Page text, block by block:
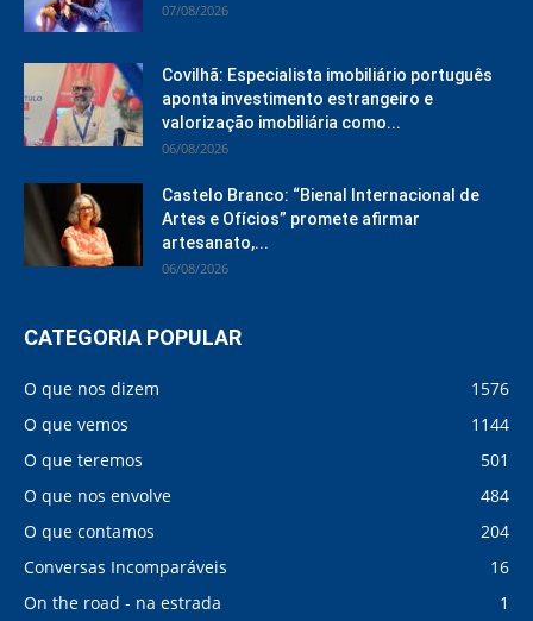
07/08/2026
Covilhã: Especialista imobiliário português
aponta investimento estrangeiro e
valorização imobiliária como...
06/08/2026
Castelo Branco: “Bienal Internacional de
Artes e Ofícios” promete afirmar
artesanato,...
06/08/2026
CATEGORIA POPULAR
O que nos dizem
1576
O que vemos
1144
O que teremos
501
O que nos envolve
484
O que contamos
204
Conversas Incomparáveis
16
On the road - na estrada
1